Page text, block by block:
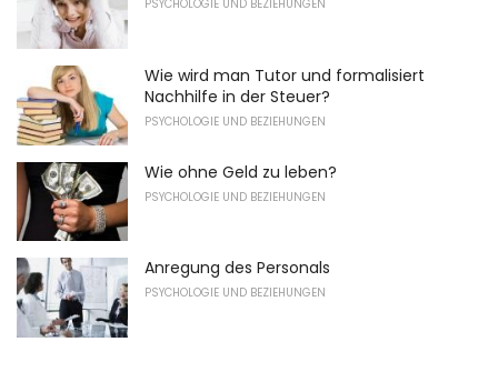
PSYCHOLOGIE UND BEZIEHUNGEN
Wie wird man Tutor und formalisiert
Nachhilfe in der Steuer?
PSYCHOLOGIE UND BEZIEHUNGEN
Wie ohne Geld zu leben?
PSYCHOLOGIE UND BEZIEHUNGEN
Anregung des Personals
PSYCHOLOGIE UND BEZIEHUNGEN